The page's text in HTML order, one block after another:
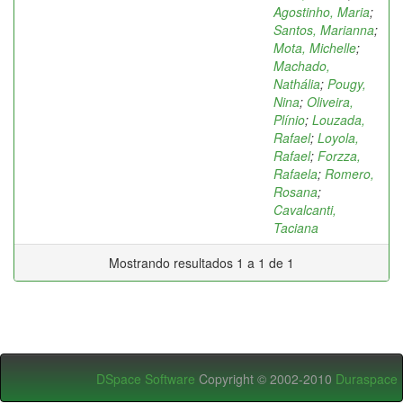
Agostinho, Maria;
Santos, Marianna;
Mota, Michelle;
Machado,
Nathália; Pougy,
Nina; Oliveira,
Plínio; Louzada,
Rafael; Loyola,
Rafael; Forzza,
Rafaela; Romero,
Rosana;
Cavalcanti,
Taciana
Mostrando resultados 1 a 1 de 1
DSpace Software Copyright © 2002-2010 Duraspace